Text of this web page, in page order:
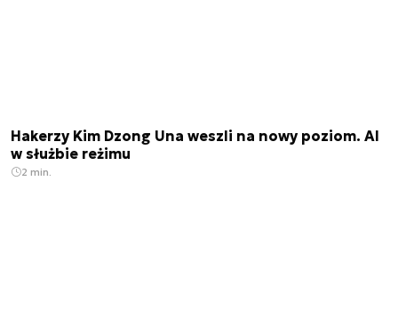
Hakerzy Kim Dzong Una weszli na nowy poziom. AI
w służbie reżimu
2 min.